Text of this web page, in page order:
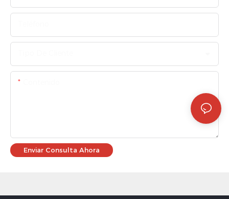
Enviar Consulta Ahora